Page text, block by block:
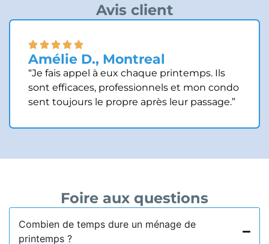
Avis client
Amélie D., Montreal
“Je fais appel à eux chaque printemps. Ils
sont efficaces, professionnels et mon condo
sent toujours le propre après leur passage.”
Foire aux questions
Combien de temps dure un ménage de
printemps ?